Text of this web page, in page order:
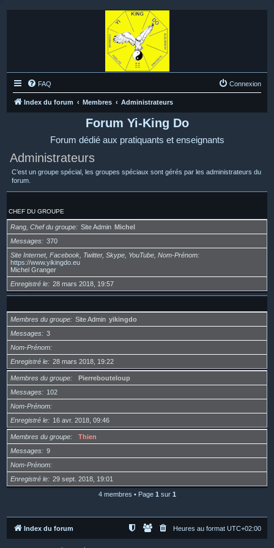
FAQ Connexion
Index du forum Membres Administrateurs
Forum Yi-King Do
Forum dédié aux pratiquants et enseignants
Administrateurs
C’est un groupe spécial, les groupes spéciaux sont gérés par les administrateurs du
forum.
CHEF DU GROUPE
Rang, Chef du groupe Site Admin Michel
Messages
370
Site Internet, Facebook, Twitter, Skype, YouTube, Nom-Prénom
https://www.yikingdo.eu
Michel Granger
Enregistré le
28 mars 2018, 19:57
Membres du groupe Site Admin yikingdo
Messages
3
Nom-Prénom
Enregistré le
28 mars 2018, 19:22
Membres du groupe
Pierrebouteloup
Messages
102
Nom-Prénom
Enregistré le
16 avr. 2018, 09:46
Membres du groupe
Thien
Messages
9
Nom-Prénom
Enregistré le
29 sept. 2018, 19:01
4 membres • Page 1 sur 1
Index du forum Heures au format UTC+02:00